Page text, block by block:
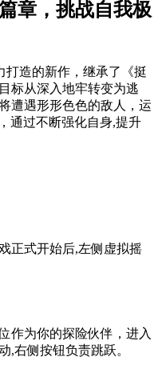
章，挑战自我极
打造的新作，继承了《挺
标从深入地牢转变为逃
遭遇形形色色的敌人，运
通过不断强化自身,提升
正式开始后,左侧虚拟摇
作为你的探险伙伴，进入
,右侧按钮负责跳跃。